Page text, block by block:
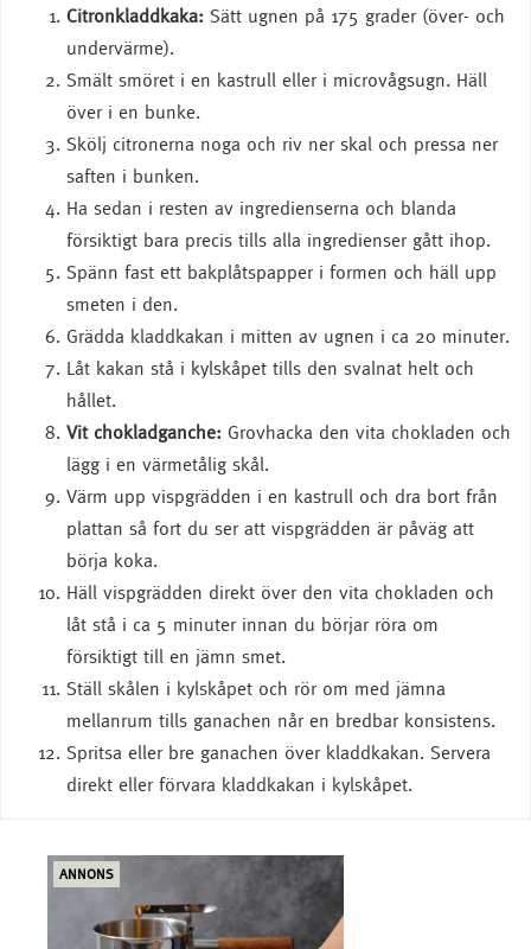
Citronkladdkaka: Sätt ugnen på 175 grader (över- och
undervärme).
Smält smöret i en kastrull eller i microvågsugn. Häll
över i en bunke.
Skölj citronerna noga och riv ner skal och pressa ner
saften i bunken.
Ha sedan i resten av ingredienserna och blanda
försiktigt bara precis tills alla ingredienser gått ihop.
Spänn fast ett bakplåtspapper i formen och häll upp
smeten i den.
Grädda kladdkakan i mitten av ugnen i ca 20 minuter.
Låt kakan stå i kylskåpet tills den svalnat helt och
hållet.
Vit chokladganche: Grovhacka den vita chokladen och
lägg i en värmetålig skål.
Värm upp vispgrädden i en kastrull och dra bort från
plattan så fort du ser att vispgrädden är påväg att
börja koka.
Häll vispgrädden direkt över den vita chokladen och
låt stå i ca 5 minuter innan du börjar röra om
försiktigt till en jämn smet.
Ställ skålen i kylskåpet och rör om med jämna
mellanrum tills ganachen når en bredbar konsistens.
Spritsa eller bre ganachen över kladdkakan. Servera
direkt eller förvara kladdkakan i kylskåpet.
ANNONS